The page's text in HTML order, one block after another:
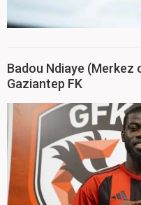
Badou Ndiaye
Gaziantep FK